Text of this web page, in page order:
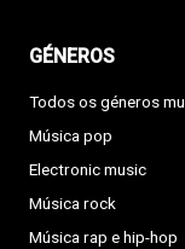
GÉNEROS
Todos os géneros
Música pop
Electronic music
Música rock
Música rap e hip-hop